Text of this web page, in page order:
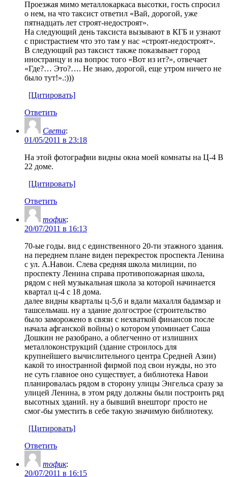
Проезжая мимо металлокаркаса высотки, гость спросил
о нем, на что таксист ответил «Вай, дорогой, уже
пятнадцать лет строят-недостроят».
На следующий день таксиста вызывают в КГБ и узнают
с пристрастием что это там у нас «строят-недостроят».
В следующий раз таксист также показывает город
иностранцу и на вопрос того «Вот из ит?», отвечает
«Где?… Это?…. Не знаю, дорогой, еще утром ничего не
было тут!».:)))
[Цитировать]
Ответить
Света:
01/05/2011 в 23:18
На этой фотографии видны окна моей комнаты на Ц-4 В
22 доме.
[Цитировать]
Ответить
тофик:
20/07/2011 в 16:13
70-ые годы. вид с единственного 20-ти этажного здания.
на переднем плане виден перекресток проспекта Ленина
с ул. А.Навои. Слева средняя школа милиции, по
проспекту Ленина справа противопожарная школа,
рядом с ней музыкальная школа за которой начинается
квартал ц-4 с 18 дома.
далее видны кварталы ц-5,6 и вдали махалля бадамзар и
ташсельмаш. ну а здание долгострое (строительство
было заморожено в связи с нехваткой финансов после
начала афганской войны) о котором упоминает Саша
Дошкин не разобрано, а облегченно от излишних
металлоконструкций (здание строилось для
крупнейшего вычислительного центра Средней Азии)
какой то иностранной фирмой под свои нужды, но это
не суть главное оно существует, а библиотека Навои
планировалась рядом в сторону улицы Энгельса сразу за
улицей Ленина, в этом ряду должны были построить ряд
высотных зданий. ну а бывший внешторг просто не
смог-бы уместить в себе такую значимую библиотеку.
[Цитировать]
Ответить
тофик:
20/07/2011 в 16:15